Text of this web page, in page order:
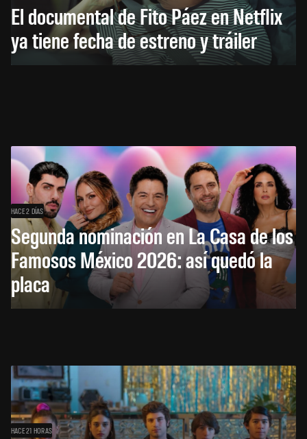
El documental de Fito Páez en Netflix
ya tiene fecha de estreno y tráiler
HACE 2 DÍAS
Segunda nominación en La Casa de los
Famosos México 2026: así quedó la
placa
HACE 21 HORAS